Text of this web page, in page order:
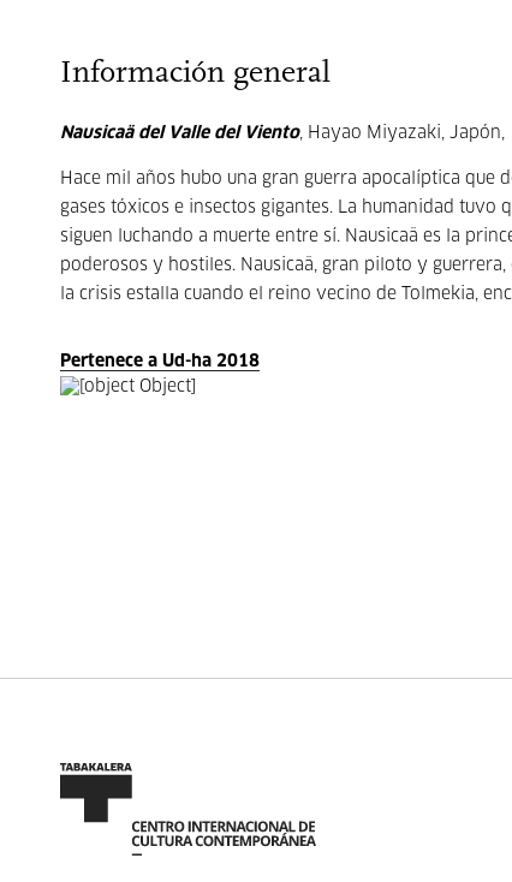
Información general
Nausicaä del Valle del Viento, Hayao Miyazaki, Japón,
Hace mil años hubo una gran guerra apocalíptica
gases tóxicos e insectos gigantes. La humanidad tuvo
siguen luchando a muerte entre sí. Nausicaä es la
poderosos y hostiles. Nausicaä, gran piloto y
la crisis estalla cuando el reino vecino de Tolmekia,
Pertenece a Ud-ha 2018